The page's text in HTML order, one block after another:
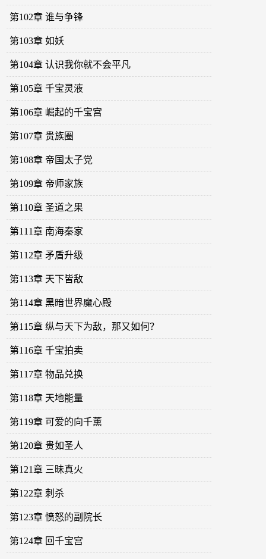
第102章 谁与争锋
第103章 如妖
第104章 认识我你就不会平凡
第105章 千宝灵液
第106章 崛起的千宝宫
第107章 贵族圈
第108章 帝国太子党
第109章 帝师家族
第110章 圣道之果
第111章 南海秦家
第112章 矛盾升级
第113章 天下皆敌
第114章 黑暗世界魔心殿
第115章 纵与天下为敌，那又如何？
第116章 千宝拍卖
第117章 物品兑换
第118章 天地能量
第119章 可爱的向千薰
第120章 贵如圣人
第121章 三昧真火
第122章 刺杀
第123章 愤怒的副院长
第124章 回千宝宫